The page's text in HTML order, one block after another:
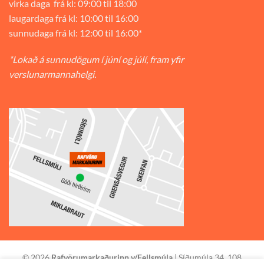
virka daga frá kl: 09:00 til 18:00
laugardaga frá kl: 10:00 til 16:00
sunnudaga frá kl: 12:00 til 16:00*
*Lokað á sunnudögum í júní og júlí, fram yfir
verslunarmannahelgi.
© 2026 Rafvörumarkaðurinn v/Fellsmúla | Síðumúla 34, 108